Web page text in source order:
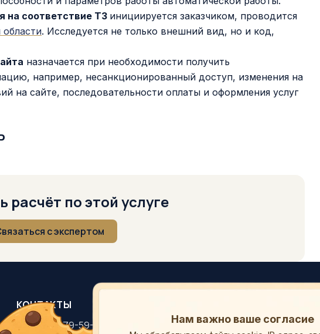
на соответствие ТЗ инициируется заказчиком, проводится
. Исследуется не только внешний вид, но и код,
назначается при необходимости получить
например, несанкционированный доступ, изменения на
на сайте, последовательности оплаты и оформления услуг
расчёт по этой услуге
с экспертом
КОНТАКТЫ
+7 (812) 679-59-94 Оценка
Пара слов о ваших данных